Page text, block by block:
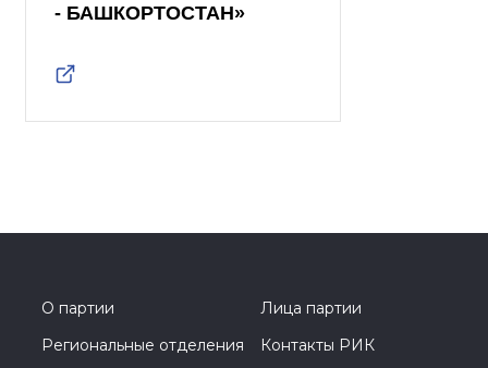
- БАШКОРТОСТАН»
О партии
Лица партии
Региональные отделения
Контакты РИК